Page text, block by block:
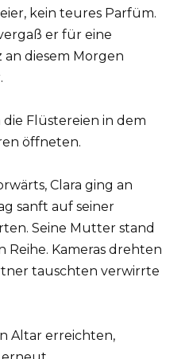
kein teures Parfüm.
er für eine
an diesem Morgen
Flüstereien in dem
öffneten.
Clara ging an
sanft auf seiner
Seine Mutter stand
Reihe. Kameras drehten
tauschten verwirrte
Altar erreichten,